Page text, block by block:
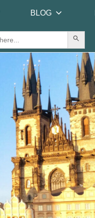
BLOG
Search Button